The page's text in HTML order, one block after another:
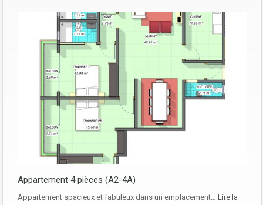
Appartement 4 pièces (A2-4A)
Appartement spacieux et fabuleux dans un emplacement… Lire la